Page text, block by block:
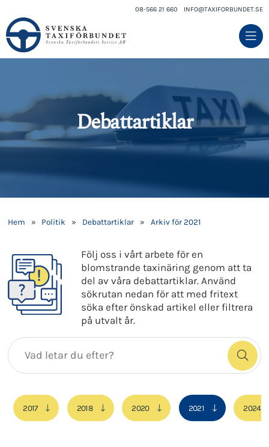
08-566 21 660 INFO@TAXIFORBUNDET.SE
Debattartiklar
Hem » Politik » Debattartiklar » Arkiv för 2021
Följ oss i vårt arbete för en
blomstrande taxinäring genom att ta
del av våra debattartiklar. Använd
sökrutan nedan för att med fritext
söka efter önskad artikel eller filtrera
på utvalt år.
2017 2018 2020 2021 2024